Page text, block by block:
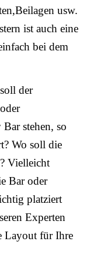
usw.
ist auch eine
bei dem
der
stehen, so
Wo soll die
Vielleicht
Bar oder
platziert
Experten
Layout für Ihre